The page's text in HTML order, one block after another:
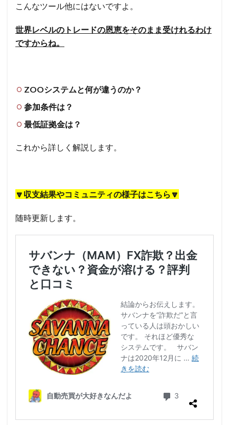
こんなツール他にはないですよ。
世界レベルのトレードの恩恵をそのまま受けれるわけ
ですからね。
ZOOシステムと何が違うのか？
参加条件は？
最低証拠金は？
これから詳しく解説します。
🔽収支結果やコミュニティの様子はこちら🔽
随時更新します。